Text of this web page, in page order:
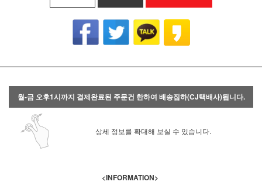
월-금 오후1시까지 결제완료된 주문건 한하여 배송집하(CJ택배사)됩니다.
상세 정보를 확대해 보실 수 있습니다.
<INFORMATION>